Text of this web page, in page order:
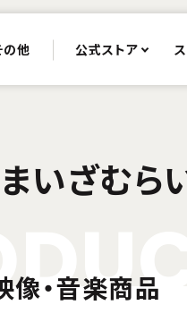
の他 公式ストア
いざむら
DUC
像・音楽商品